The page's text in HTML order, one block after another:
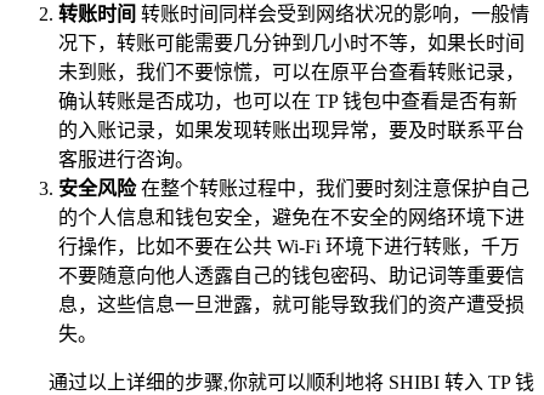
转账时间 转账时间同样会受到网络状况的影响，一般情
况下，转账可能需要几分钟到几小时不等，如果长时间
未到账，我们不要惊慌，可以在原平台查看转账记录，
确认转账是否成功，也可以在 TP 钱包中查看是否有新
的入账记录，如果发现转账出现异常，要及时联系平台
客服进行咨询。
安全风险在整个转账过程中，我们要时刻注意保护自己
的个人信息和钱包安全，避免在不安全的网络环境下进
行操作，比如不要在公共 Wi-Fi 环境下进行转账，千万
不要随意向他人透露自己的钱包密码、助记词等重要信
息，这些信息一旦泄露，就可能导致我们的资产遭受损
失。
通过以上详细的步骤,你就可以顺利地将 SHIBI 转入 TP 钱